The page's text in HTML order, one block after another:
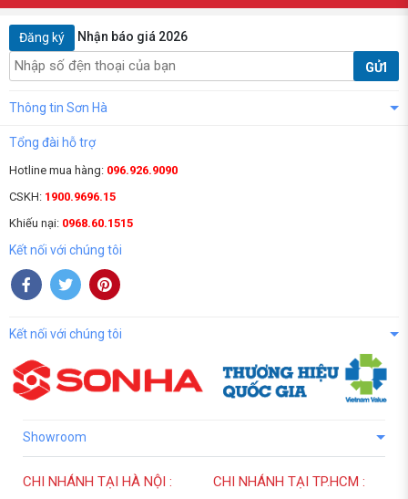
Đăng ký Nhận báo giá 2026
GỬI
Thông tin Sơn Hà
Tổng đài hỗ trợ
Hotline mua hàng: 096.926.9090
CSKH: 1900.9696.15
Khiếu nại: 0968.60.1515
Kết nối với chúng tôi
Kết nối với chúng tôi
Showroom
CHI NHÁNH TẠI HÀ NỘI :
CHI NHÁNH TẠI TP.HCM :